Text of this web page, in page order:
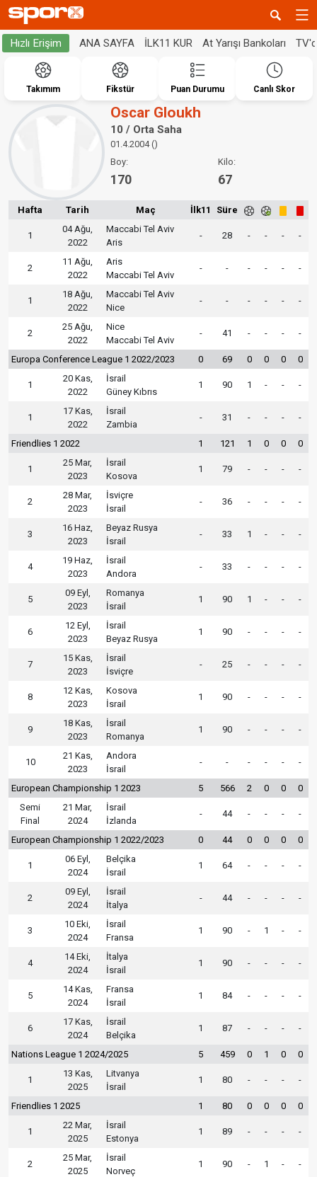
Hızlı Erişim ANA SAYFA İLK11 KUR At Yarışı Bankoları
Takımım Fikstür Puan Durumu Canlı Skor
Oscar Gloukh
10 / Orta Saha
01.4.2004 ()
Boy:
170
Kilo:
67
Hafta Tarih Maç İlk11 Süre
1
04 Ağu,
2022
Maccabi Tel Aviv
Aris
- 28 - - - -
2
11 Ağu,
2022
Aris
Maccabi Tel Aviv
- - - - - -
1
18 Ağu,
2022
Maccabi Tel Aviv
Nice
- - - - - -
2
25 Ağu,
2022
Nice
Maccabi Tel Aviv
- 41 - - - -
Europa Conference League 1 2022/2023 0 69 0 0 0 0
1
20 Kas,
2022
İsrail
Güney Kıbrıs
1 90 1 - - -
1
17 Kas,
2022
İsrail
Zambia
- 31 - - - -
Friendlies 1 2022 1 121 1 0 0 0
1
25 Mar,
2023
İsrail
Kosova
1 79 - - - -
2
28 Mar,
2023
İsviçre
İsrail
- 36 - - - -
3
16 Haz,
2023
Beyaz Rusya
İsrail
- 33 1 - - -
4
19 Haz,
2023
İsrail
Andora
- 33 - - - -
5
09 Eyl,
2023
Romanya
İsrail
1 90 1 - - -
6
12 Eyl,
2023
İsrail
Beyaz Rusya
1 90 - - - -
7
15 Kas,
2023
İsrail
İsviçre
- 25 - - - -
8
12 Kas,
2023
Kosova
İsrail
1 90 - - - -
9
18 Kas,
2023
İsrail
Romanya
1 90 - - - -
10
21 Kas,
2023
Andora
İsrail
- - - - - -
European Championship 1 2023 5 566 2 0 0
0
Semi
Final
21 Mar,
2024
İsrail
İzlanda
- 44 - - - -
European Championship 1 2022/2023 0 44 0 0 0 0
1
06 Eyl,
2024
Belçika
İsrail
1 64 - - - -
2
09 Eyl,
2024
İsrail
İtalya
- 44 - - - -
3
10 Eki,
2024
İsrail
Fransa
1 90 - 1 - -
4
14 Eki,
2024
İtalya
İsrail
1 90 - - - -
5
14 Kas,
2024
Fransa
İsrail
1 84 - - - -
6
17 Kas,
2024
İsrail
Belçika
1 87 - - - -
Nations League 1 2024/2025 5 459 0 1 0 0
1
13 Kas,
2025
Litvanya
İsrail
1 80 - - - -
Friendlies 1 2025 1 80 0 0 0 0
1
22 Mar,
2025
İsrail
Estonya
1 89 - - - -
2
25 Mar,
2025
İsrail
Norveç
1 90 - 1 - -